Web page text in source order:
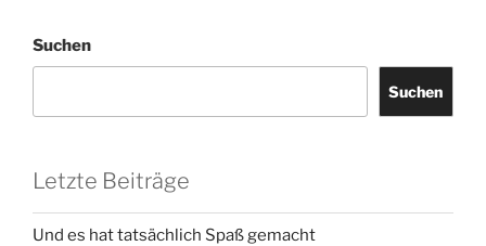
Suchen
Suchen
Letzte Beiträge
Und es hat tatsächlich Spaß gemacht